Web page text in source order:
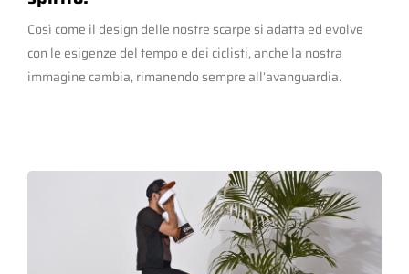
Così come il design delle nostre scarpe si adatta ed evolve
con le esigenze del tempo e dei ciclisti, anche la nostra
immagine cambia, rimanendo sempre all’avanguardia.